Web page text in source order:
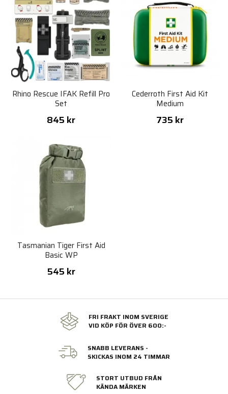
Rhino Rescue IFAK Refill Pro
Set
845 kr
Cederroth First Aid Kit
Medium
735 kr
Tasmanian Tiger First Aid
Basic WP
545 kr
FRI FRAKT INOM SVERIGE
VID KÖP FÖR ÖVER 600:-
SNABB LEVERANS -
SKICKAS INOM 24 TIMMAR
STORT UTBUD FRÅN
KÄNDA MÄRKEN